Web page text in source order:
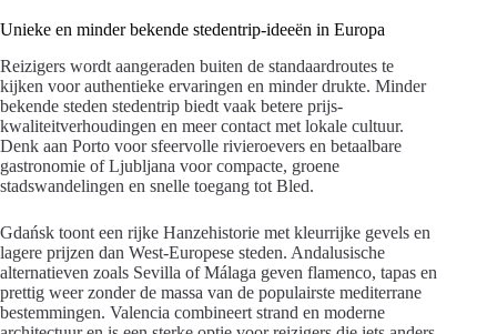
Unieke en minder bekende stedentrip-ideeën in Europa
Reizigers wordt aangeraden buiten de standaardroutes te
kijken voor authentieke ervaringen en minder drukte. Minder
bekende steden stedentrip biedt vaak betere prijs-
kwaliteitverhoudingen en meer contact met lokale cultuur.
Denk aan Porto voor sfeervolle rivieroevers en betaalbare
gastronomie of Ljubljana voor compacte, groene
stadswandelingen en snelle toegang tot Bled.
Gdańsk toont een rijke Hanzehistorie met kleurrijke gevels en
lagere prijzen dan West-Europese steden. Andalusische
alternatieven zoals Sevilla of Málaga geven flamenco, tapas en
prettig weer zonder de massa van de populairste mediterrane
bestemmingen. Valencia combineert strand en moderne